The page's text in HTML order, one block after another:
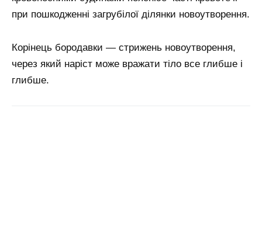
при пошкодженні загрубілої ділянки новоутворення.
Корінець бородавки — стрижень новоутворення,
через який наріст може вражати тіло все глибше і
глибше.